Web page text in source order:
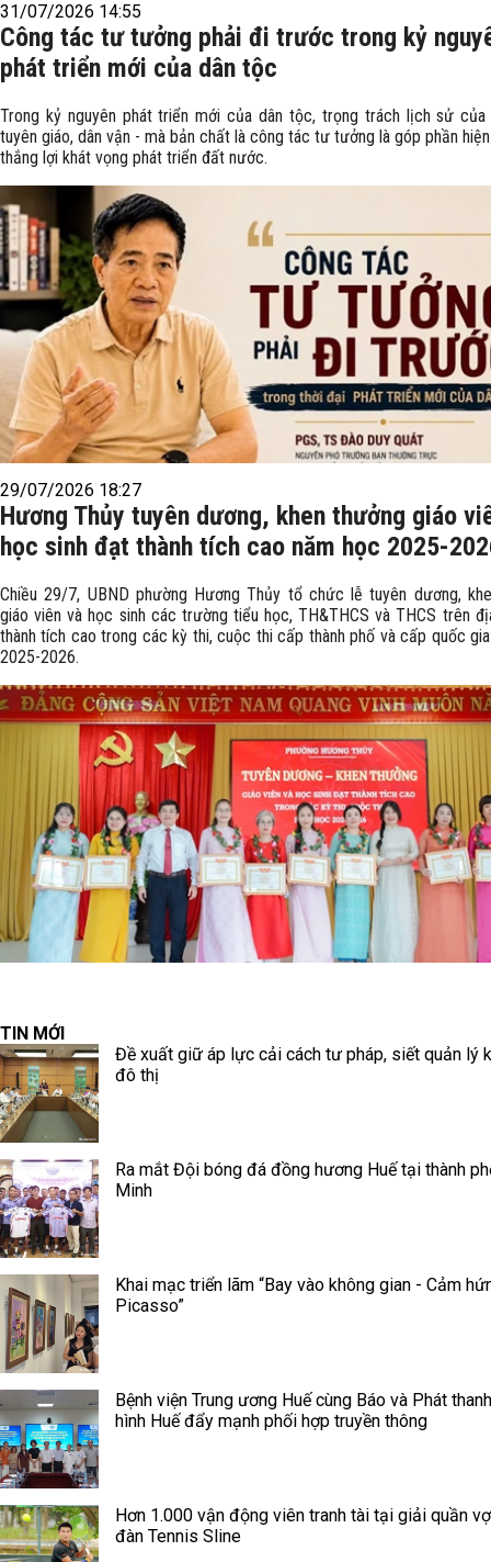
31/07/2026 14:55
Công tác tư tưởng phải đi trước trong kỷ
phát triển mới của dân tộc
Trong kỷ nguyên phát triển mới của dân tộc, trọng trách lịch sử
tuyên giáo, dân vận - mà bản chất là công tác tư tưởng là góp phần
thắng lợi khát vọng phát triển đất nước.
29/07/2026 18:27
Hương Thủy tuyên dương, khen thưởng giáo
học sinh đạt thành tích cao năm học 2025-
Chiều 29/7, UBND phường Hương Thủy tổ chức lễ tuyên dương,
giáo viên và học sinh các trường tiểu học, TH&THCS và THCS trên
thành tích cao trong các kỳ thi, cuộc thi cấp thành phố và cấp quốc
2025-2026.
TIN MỚI
Đề xuất giữ áp lực cải cách tư pháp, siết quản lý
đô thị
Ra mắt Đội bóng đá đồng hương Huế tại thành
Minh
Khai mạc triển lãm “Bay vào không gian - Cảm
Picasso”
Bệnh viện Trung ương Huế cùng Báo và Phát
hình Huế đẩy mạnh phối hợp truyền thông
Hơn 1.000 vận động viên tranh tài tại giải quần
đàn Tennis Sline